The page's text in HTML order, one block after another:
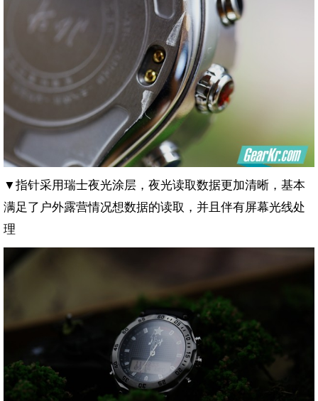
▼指针采用瑞士夜光涂层，夜光读取数据更加清晰，基本
满足了户外露营情况想数据的读取，并且伴有屏幕光线处
理